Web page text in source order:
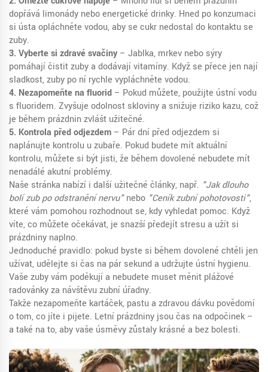
dopřává limonády nebo energetické drinky. Hned po konzumaci
si ústa opláchněte vodou, aby se cukr nedostal do kontaktu se
zuby.
3. Vyberte si zdravé svačiny – Jablka, mrkev nebo sýry
pomáhají čistit zuby a dodávají vitamíny. Když se přece jen nají
sladkost, zuby po ní rychle vypláchněte vodou.
4. Nezapomeňte na fluorid – Pokud můžete, použijte ústní vodu
s fluoridem. Zvyšuje odolnost skloviny a snižuje riziko kazu, což
je během prázdnin zvlášť užitečné.
5. Kontrola před odjezdem – Pár dní před odjezdem si
naplánujte kontrolu u zubaře. Pokud budete mít aktuální
kontrolu, můžete si být jisti, že během dovolené nebudete mít
nenadálé akutní problémy.
Naše stránka nabízí i další užitečné články, např. "Jak dlouho
bolí zub po odstranění nervu"nebo "Ceník zubní pohotovosti",
které vám pomohou rozhodnout se, kdy vyhledat pomoc. Když
víte, co můžete očekávat, je snazší předejít stresu a užít si
prázdniny naplno.
Jednoduché pravidlo: pokud byste si během dovolené chtěli jen
užívat, udělejte si čas na pár sekund a udržujte ústní hygienu.
Vaše zuby vám poděkují a nebudete muset měnit plážové
radovánky za návštěvu zubní úřadny.
Takže nezapomeňte kartáček, pastu a zdravou dávku povědomí
o tom, co jíte i pijete. Letní prázdniny jsou čas na odpočinek –
a také na to, aby vaše úsměvy zůstaly krásné a bez bolesti.